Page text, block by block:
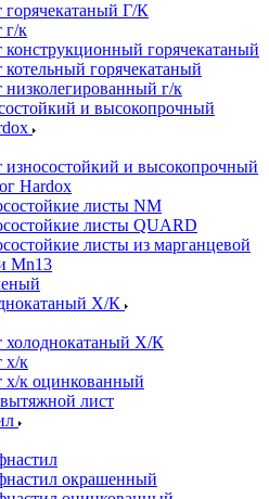
горячекатаный Г/К
г/к
конструкционный горячекатаный
котельный горячекатаный
низколегированный г/к
и высокопрочный
износостойкий и высокопрочный
Hardox
листы NM
листы QUARD
листы из марганцевой
Mn13
Х/К
холоднокатаный Х/К
х/к
х/к оцинкованный
лист
окрашенный